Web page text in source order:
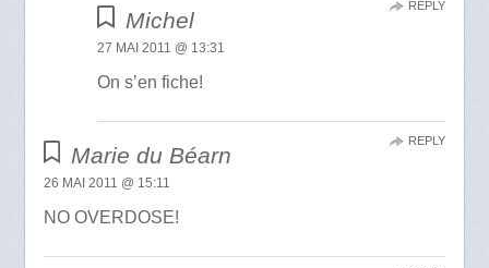
Michel
27 MAI 2011 @ 13:31
On s’en fiche!
REPLY
Marie du Béarn
26 MAI 2011 @ 15:11
NO OVERDOSE!
REPLY